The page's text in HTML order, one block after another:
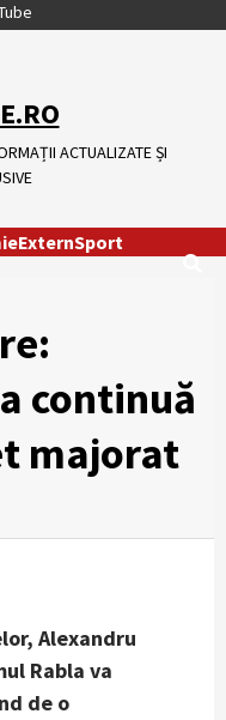
ACTUALIZATE ȘI
ExternSport
continuă
majorat
Alexandru
Rabla va
de o